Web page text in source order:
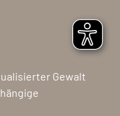
Gewalt